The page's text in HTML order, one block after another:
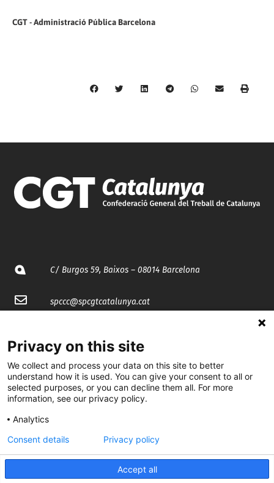
CGT - Administració Pública Barcelona
C/ Burgos 59, Baixos – 08014 Barcelona
spccc@spcgtcatalunya.cat
@CGTCatalunya
cgtcatalunya
cgtcatalunya
Privacy on this site
We collect and process your data on this site to better
understand how it is used. You can give your consent to all or
selected purposes, or you can decline them all. For more
information, see our privacy policy.
Analytics
Accept all
Consent details Privacy policy